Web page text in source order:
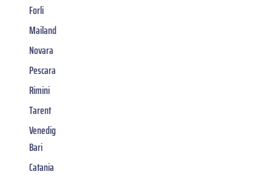
Forli
Mailand
Novara
Pescara
Rimini
Tarent
Venedig
Bari
Catania